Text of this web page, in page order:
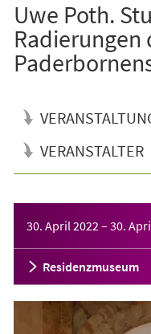
Uwe Poth.
Radierungen
VERANSTALTER
30. April 2022 – 30.
Residenzmuseum